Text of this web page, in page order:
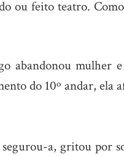
ou feito teatro.
abandonou mulher
do 10º andar, ela
a, gritou por